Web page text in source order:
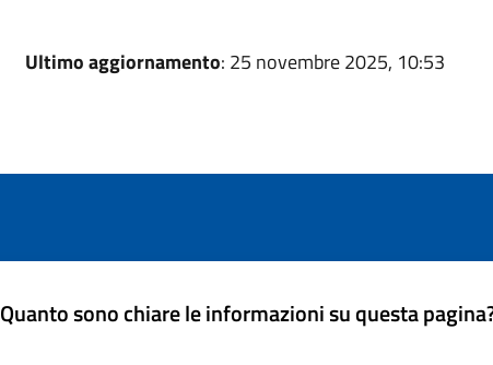
Ultimo aggiornamento: 25 novembre 2025, 10:53
Quanto sono chiare le informazioni su questa